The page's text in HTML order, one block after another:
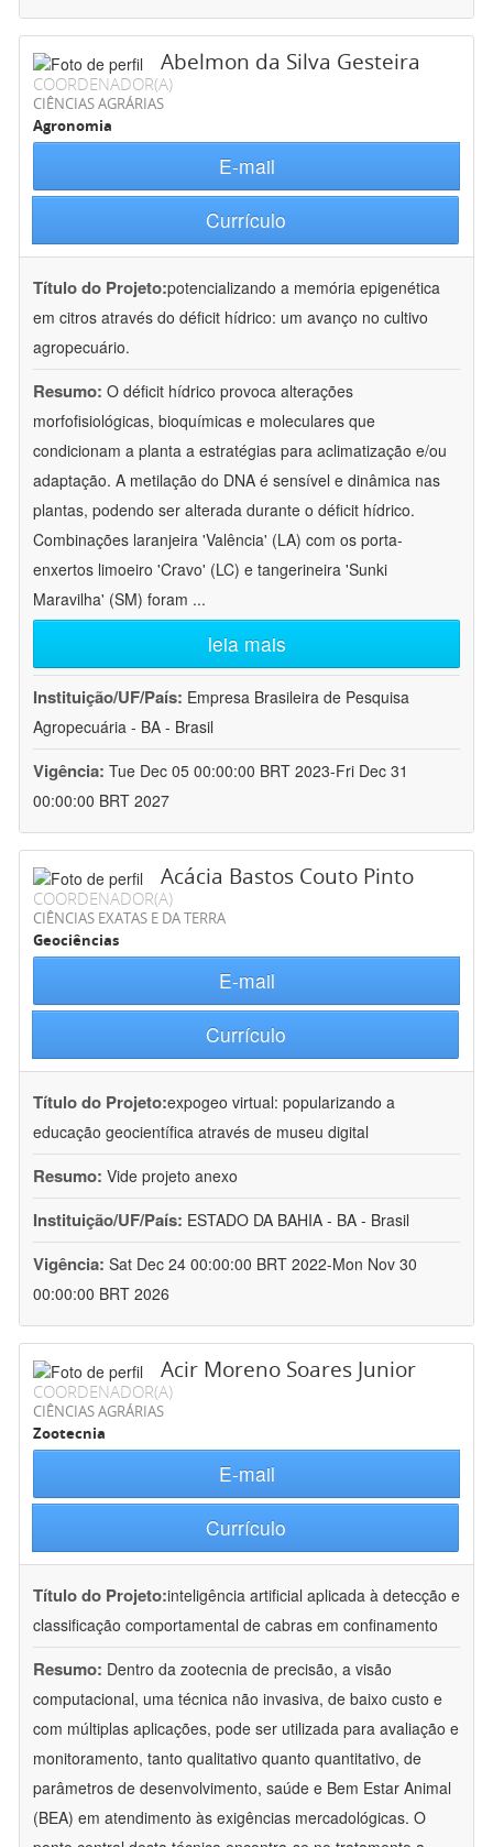
Abelmon da Silva Gesteira
COORDENADOR(A)
CIÊNCIAS AGRÁRIAS
Agronomia
E-mail
Currículo
Título do Projeto:potencializando a memória epigenética
em citros através do déficit hídrico: um avanço no cultivo
agropecuário.
Resumo: O déficit hídrico provoca alterações
morfofisiológicas, bioquímicas e moleculares que
condicionam a planta a estratégias para aclimatização e/ou
adaptação. A metilação do DNA é sensível e dinâmica nas
plantas, podendo ser alterada durante o déficit hídrico.
Combinações laranjeira 'Valência' (LA) com os porta-
enxertos limoeiro 'Cravo' (LC) e tangerineira 'Sunki
Maravilha' (SM) foram ...
leia mais
Instituição/UF/País: Empresa Brasileira de Pesquisa
Agropecuária - BA - Brasil
Vigência: Tue Dec 05 00:00:00 BRT 2023-Fri Dec 31
00:00:00 BRT 2027
Acácia Bastos Couto Pinto
COORDENADOR(A)
CIÊNCIAS EXATAS E DA TERRA
Geociências
E-mail
Currículo
Título do Projeto:expogeo virtual: popularizando a
educação geocientífica através de museu digital
Resumo: Vide projeto anexo
Instituição/UF/País: ESTADO DA BAHIA - BA - Brasil
Vigência: Sat Dec 24 00:00:00 BRT 2022-Mon Nov 30
00:00:00 BRT 2026
Acir Moreno Soares Junior
COORDENADOR(A)
CIÊNCIAS AGRÁRIAS
Zootecnia
E-mail
Currículo
Título do Projeto:inteligência artificial aplicada à detecção e
classificação comportamental de cabras em confinamento
Resumo: Dentro da zootecnia de precisão, a visão
computacional, uma técnica não invasiva, de baixo custo e
com múltiplas aplicações, pode ser utilizada para avaliação e
monitoramento, tanto qualitativo quanto quantitativo, de
parâmetros de desenvolvimento, saúde e Bem Estar Animal
(BEA) em atendimento às exigências mercadológicas. O